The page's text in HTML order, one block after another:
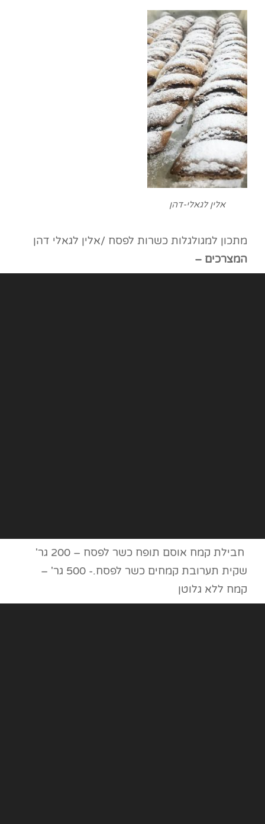
אלין לגאלי-דהן
מתכון למגולגלות כשרות לפסח /אלין לגאלי דהן
המצרכים –
חבילת קמח אוסם תופח כשר לפסח – 200 גר'
שקית תערובת קמחים כשר לפסח.- 500 גר' –
קמח ללא גלוטן